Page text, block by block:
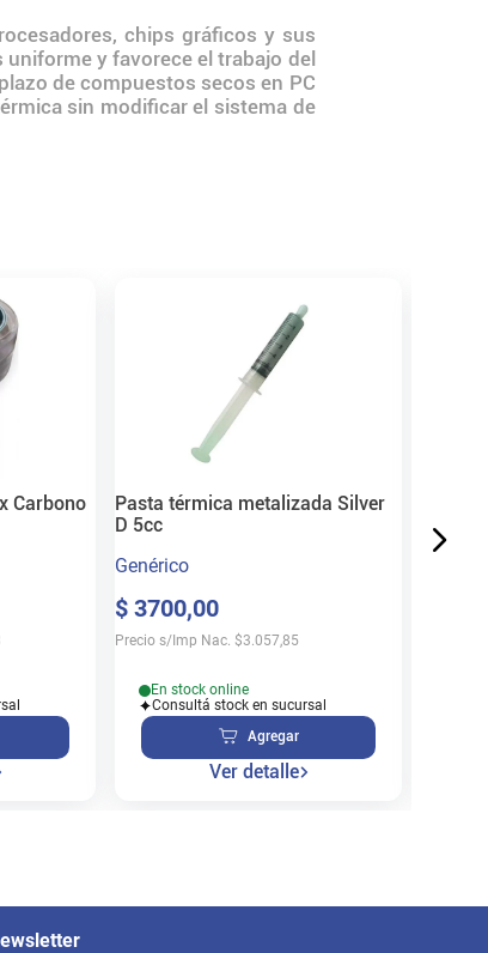
chips gráficos y sus
y favorece el trabajo del
de compuestos secos en PC
sin modificar el sistema de
Carbono
Pasta térmica metalizada Silver
D 5cc
Genérico
$ 3700,00
Precio s/Imp Nac. $3.057,85
En stock online
Consultá stock en sucursal
Agregar
Ver detalle